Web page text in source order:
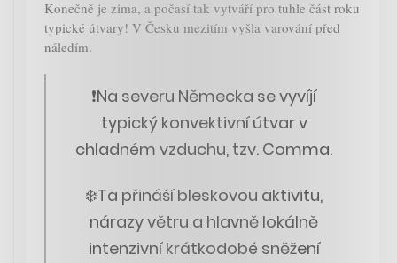
Konečně je zima, a počasí tak vytváří pro tuhle část roku
typické útvary! V Česku mezitím vyšla varování před
náledím.
❗️Na severu Německa se vyvíjí
typický konvektivní útvar v
chladném vzduchu, tzv. Comma.
❄️Ta přináší bleskovou aktivitu,
nárazy větru a hlavně lokálně
intenzivní krátkodobé sněžení